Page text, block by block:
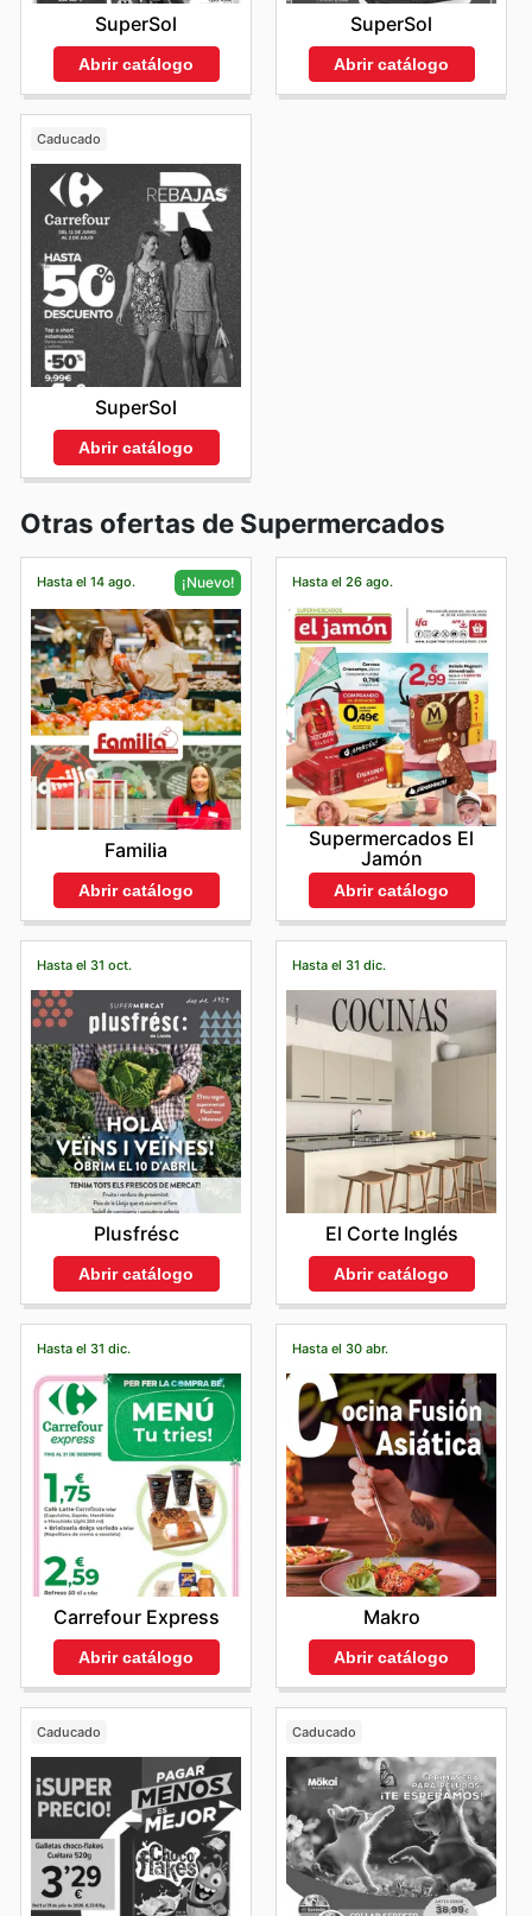
SuperSol
Abrir catálogo
SuperSol
Abrir catálogo
Caducado
SuperSol
Abrir catálogo
Otras ofertas de Supermercados
Hasta el 14 ago. ¡Nuevo!
Familia
Abrir catálogo
Hasta el 26 ago.
Supermercados El
Jamón
Abrir catálogo
Hasta el 31 oct.
Plusfrésc
Abrir catálogo
Hasta el 31 dic.
El Corte Inglés
Abrir catálogo
Hasta el 31 dic.
Carrefour Express
Abrir catálogo
Hasta el 30 abr.
Makro
Abrir catálogo
Caducado Caducado